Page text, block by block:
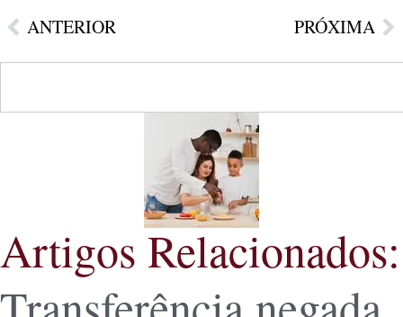
ANTERIOR PRÓXIMA
Artigos Relacionados: